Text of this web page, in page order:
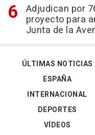
Adjudican por
proyecto para
Junta de la
ÚLTIMAS NOTICIAS
ESPAÑA
INTERNACIONAL
DEPORTES
VÍDEOS